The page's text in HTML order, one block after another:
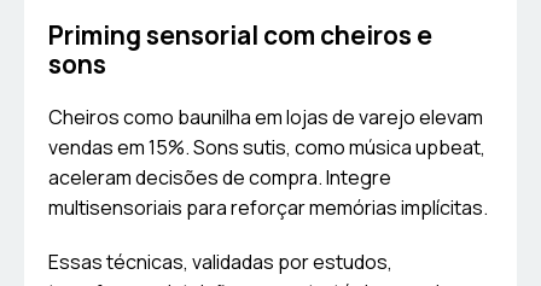
Priming sensorial com cheiros e
sons
Cheiros como baunilha em lojas de varejo elevam
vendas em 15%. Sons sutis, como música upbeat,
aceleram decisões de compra. Integre
multisensoriais para reforçar memórias implícitas.
Essas técnicas, validadas por estudos,